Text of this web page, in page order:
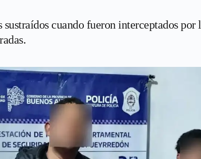
sustraídos cuando fueron interceptados